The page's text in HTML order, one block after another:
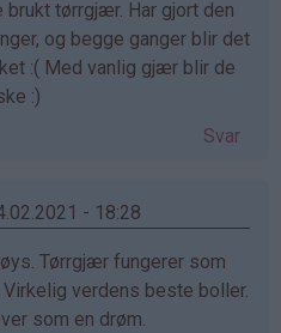
brukt tørrgjær. Har gjort den
og begge ganger blir det
:( Med vanlig gjær blir de
:)
Svar
- 18:28
Tørrgjær fungerer som
Virkelig verdens beste boller.
som en drøm.